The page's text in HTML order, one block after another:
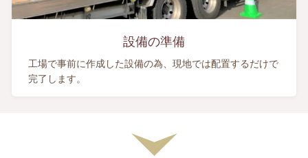
設備の準備
工場で事前に作成した設備の為、現地では配置するだけで
完了します。